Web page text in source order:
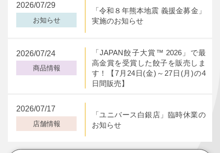
2026/07/29
お知らせ
「令和８年熊本地震 義援金募金」
実施のお知らせ
2026/07/24
商品情報
「JAPAN餃子大賞™ 2026」で最
高金賞を受賞した餃子を販売しま
す！【7月24日(金)～27日(月)の4
日間販売】
2026/07/17
店舗情報
「ユニバース白銀店」臨時休業の
お知らせ